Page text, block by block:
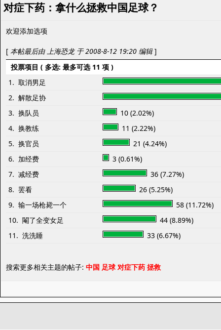
对症下药：拿什么拯救中国足球？
欢迎添加选项
[ 本帖最后由 上海恐龙 于 2008-8-12 19:20 编辑]
投票项目 ( 多选: 最多可选 11 项 )
1. 取消男足
2. 解散足协
3. 换队员
10 (2.02%)
4. 换教练
11 (2.22%)
5. 换官员
21 (4.24%)
6. 加经费
3 (0.61%)
7. 减经费
36 (7.27%)
8. 罢看
26 (5.25%)
9. 输一场枪毙一个
58 (11.72%)
10. 閹了全变女足
44 (8.89%)
11. 洗洗睡
33 (6.67%)
搜索更多相关主题的帖子: 中国 足球 对症下药 拯救